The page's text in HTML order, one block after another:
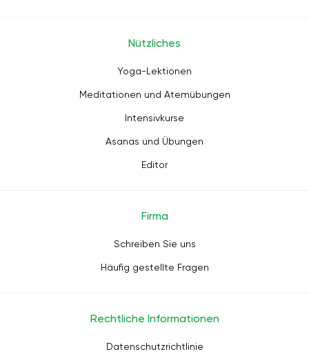
Nützliches
Yoga-Lektionen
Meditationen und Atemübungen
Intensivkurse
Asanas und Übungen
Editor
Firma
Schreiben Sie uns
Häufig gestellte Fragen
Rechtliche Informationen
Datenschutzrichtlinie